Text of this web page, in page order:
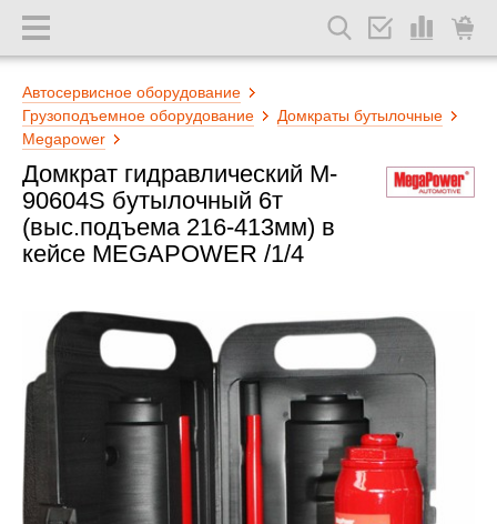
Автосервисное оборудование
Грузоподъемное оборудование
Домкраты бутылочные
Megapower
Домкрат гидравлический M-
90604S бутылочный 6т
(выс.подъема 216-413мм) в
кейсе MEGAPOWER /1/4